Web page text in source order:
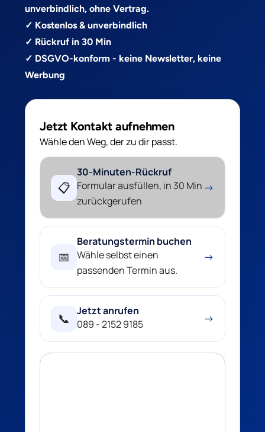
unverbindlich, ohne Vertrag.
✓ Kostenlos & unverbindlich
✓ Rückruf in 30 Min
✓ DSGVO-konform - keine Newsletter, keine
Werbung
Jetzt Kontakt aufnehmen
Wähle den Weg, der zu dir passt.
📋
30-Minuten-Rückruf
Formular ausfüllen, in 30 Min
zurückgerufen
→
📅
Beratungstermin buchen
Wähle selbst einen
passenden Termin aus.
→
📞
Jetzt anrufen
089 - 2152 9185
→